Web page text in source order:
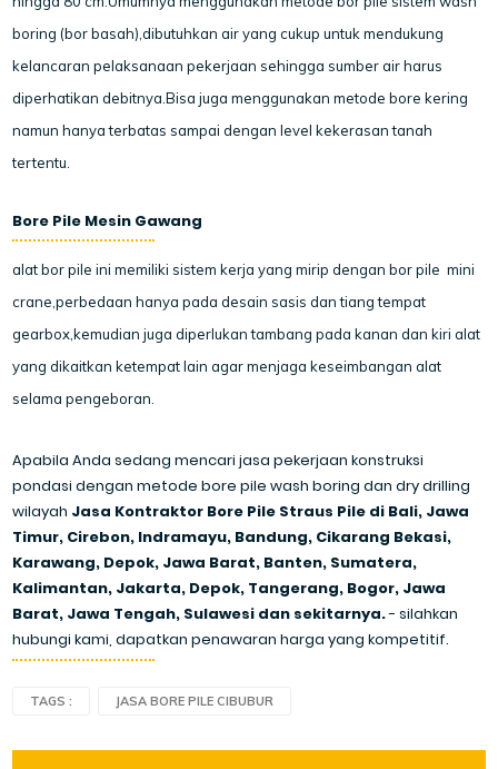
boring (bor basah),dibutuhkan air yang cukup untuk mendukung
kelancaran pelaksanaan pekerjaan sehingga sumber air harus
diperhatikan debitnya.Bisa juga menggunakan metode bore kering
namun hanya terbatas sampai dengan level kekerasan tanah
tertentu.
Bore Pile Mesin Gawang
alat bor pile ini memiliki sistem kerja yang mirip dengan bor pile mini
crane,perbedaan hanya pada desain sasis dan tiang tempat
gearbox,kemudian juga diperlukan tambang pada kanan dan kiri alat
yang dikaitkan ketempat lain agar menjaga keseimbangan alat
selama pengeboran.
Apabila Anda sedang mencari jasa pekerjaan konstruksi
pondasi dengan metode bore pile wash boring dan dry drilling
wilayah Jasa Kontraktor Bore Pile Straus Pile di Bali, Jawa
Timur, Cirebon, Indramayu, Bandung, Cikarang Bekasi,
Karawang, Depok, Jawa Barat, Banten, Sumatera,
Kalimantan, Jakarta, Depok, Tangerang, Bogor, Jawa
Barat, Jawa Tengah, Sulawesi dan sekitarnya.- silahkan
hubungi kami, dapatkanpenawaran harga yang kompetitif.
TAGS : JASA BORE PILE CIBUBUR